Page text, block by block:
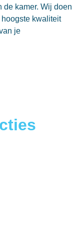
de kamer. Wij doen
kwaliteit
je